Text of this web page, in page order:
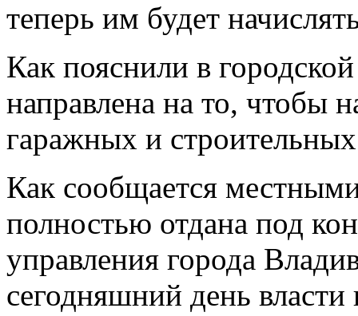
теперь им будет
Как пояснили в
направлена на то, чтобы
гаражных и
Как сообщается
полностью отдана под
управления города
сегодняшний день